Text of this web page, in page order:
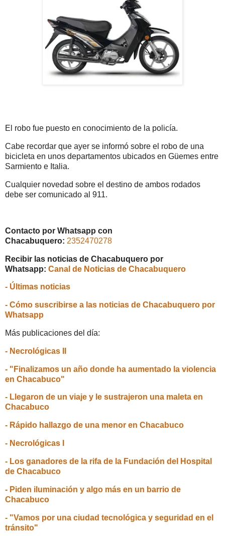
El robo fue puesto en conocimiento de la policía.
Cabe recordar que ayer se informó sobre el robo de una
bicicleta en unos departamentos ubicados en Güemes entre
Sarmiento e Italia.
Cualquier novedad sobre el destino de ambos rodados
debe ser comunicado al 911.
Contacto por Whatsapp con
Chacabuquero: 2352470278
Recibir las noticias de Chacabuquero por
Whatsapp: Canal de Noticias de Chacabuquero
- Últimas noticias
- Cómo suscribirse a las noticias de Chacabuquero por
Whatsapp
Más publicaciones del día:
- Necrológicas II
- "Finalizamos un año donde ha aumentado la violencia
en Chacabuco"
- Llegaron de un viaje y le sustrajeron una maleta en
Chacabuco
- Rápido hallazgo de una menor en Chacabuco
- Necrológicas I
- Los ganadores de la rifa de la Fundación del Hospital
de Chacabuco
- Piden iluminación y algo más en un barrio de
Chacabuco
- "Vamos por una ciudad tecnológica y seguridad en el
tránsito"